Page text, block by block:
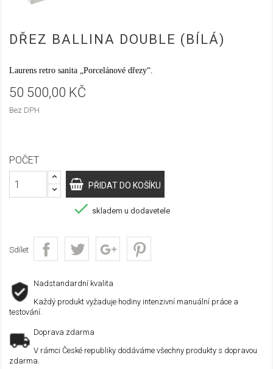
DŘEZ BALLINA DOUBLE (BÍLÁ)
Laurens retro sanita „Porcelánové dřezy“.
50 500,00 KČ
Bez DPH
POČET
PŘIDAT DO KOŠÍKU
 skladem u dodavetele
Sdílet
Nadstandardní kvalita
Každý produkt vyžaduje hodiny intenzivní manuální práce a
testování.
Doprava zdarma
V rámci České republiky dodáváme všechny produkty s dopravou
zdarma.